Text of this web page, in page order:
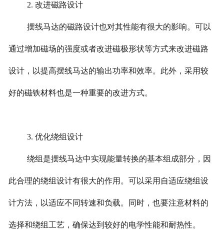
2. 改进磁路设计
摆线马达的磁路设计也对其性能有很大的影响。可以
通过增加磁场的强度或者改进磁极形状等方式来改进磁路
设计，以提高摆线马达的输出功率和效率。此外，采用较
好的磁铁材料也是一种重要的改进方式。
3. 优化绕组设计
绕组是摆线马达中实现能量转换的基本组成部分，因
此合理的绕组设计有很大的作用。可以采用自适应绕组设
计方法，以适应不同转速和负载。同时，也要注意材料的
选择和绕组工艺，确保达到较好的电学性能和耐热性。